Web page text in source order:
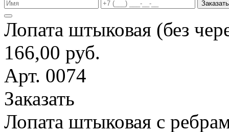
Заказать
Лопата штыковая (без
166,00 руб.
Арт. 0074
Заказать
Лопата штыковая с